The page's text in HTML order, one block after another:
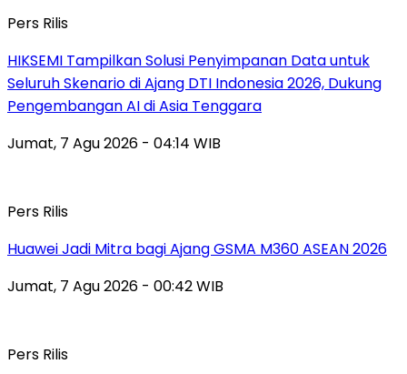
Pers Rilis
HIKSEMI Tampilkan Solusi Penyimpanan Data untuk
Seluruh Skenario di Ajang DTI Indonesia 2026, Dukung
Pengembangan AI di Asia Tenggara
Jumat, 7 Agu 2026 - 04:14 WIB
Pers Rilis
Huawei Jadi Mitra bagi Ajang GSMA M360 ASEAN 2026
Jumat, 7 Agu 2026 - 00:42 WIB
Pers Rilis